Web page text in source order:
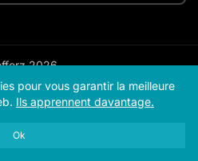
2026
pour vous garantir la meilleure
Ils apprennent davantage.
Ok